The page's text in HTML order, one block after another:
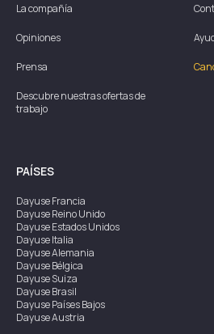
La compañía
Opiniones
Prensa
Descubre nuestras ofertas de
trabajo
PAÍSES
DayuseFrancia
DayuseReino Unido
DayuseEstados Unidos
DayuseItalia
DayuseAlemania
DayuseBélgica
DayuseSuiza
DayuseBrasil
DayusePaíses Bajos
DayuseAustria